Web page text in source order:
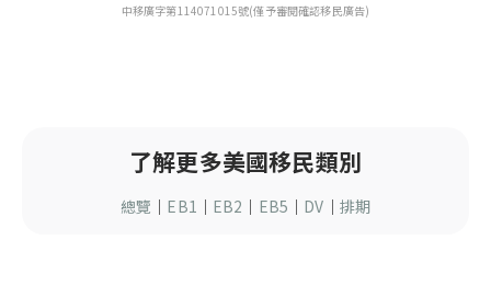
中移廣字第114071015號(僅予審閱確認移民廣告)
了解更多美國移民類別
總覽 ｜ EB1 ｜ EB2 ｜ EB5 ｜ DV ｜ 排期